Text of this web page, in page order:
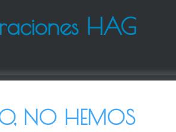
HAG
NO HEMOS